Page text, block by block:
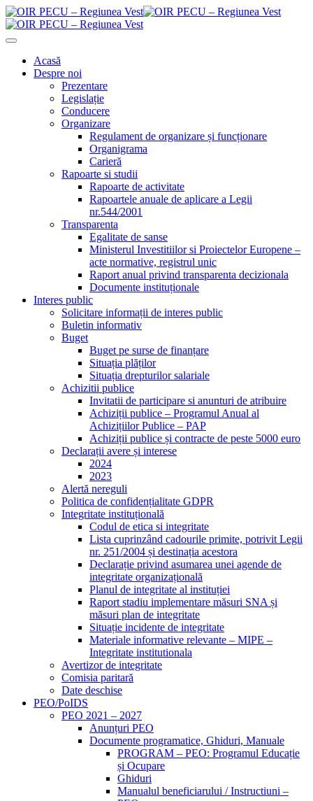
Acasă
Despre noi
Prezentare
Legislație
Conducere
Organizare
Regulament de organizare și funcționare
Organigrama
Carieră
Rapoarte si studii
Rapoarte de activitate
Rapoartele anuale de aplicare a Legii
nr.544/2001
Transparenta
Egalitate de sanse
Ministerul Investitiilor si Proiectelor Europene –
acte normative, registrul unic
Raport anual privind transparenta decizionala
Documente instituționale
Interes public
Solicitare informații de interes public
Buletin informativ
Buget
Buget pe surse de finanțare
Situația plăților
Situația drepturilor salariale
Achizitii publice
Invitatii de participare si anunturi de atribuire
Achiziții publice – Programul Anual al
Achizițiilor Publice – PAP
Achiziții publice și contracte de peste 5000 euro
Declarații avere și interese
2024
2023
Alertă nereguli
Politica de confidențialitate GDPR
Integritate instituțională
Codul de etica si integritate
Lista cuprinzând cadourile primite, potrivit Legii
nr. 251/2004 și destinația acestora
Declarație privind asumarea unei agende de
integritate organizațională
Planul de integritate al instituției
Raport stadiu implementare măsuri SNA și
măsuri plan de integritate
Situație incidente de integritate
Materiale informative relevante – MIPE –
Integritate institutionala
Avertizor de integritate
Comisia paritară
Date deschise
PEO/PoIDS
PEO 2021 – 2027
Anunțuri PEO
Documente programatice, Ghiduri, Manuale
PROGRAM – PEO: Programul Educație
și Ocupare
Ghiduri
Manualul beneficiarului / Instructiuni –